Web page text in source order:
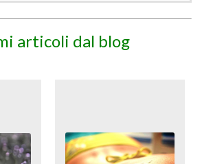
articoli dal blog